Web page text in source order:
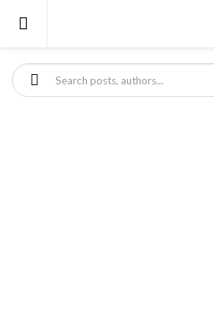
Sök efter: